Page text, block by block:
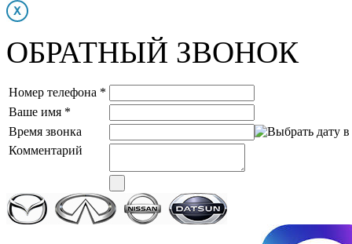
ОБРАТНЫЙ ЗВОНОК
Номер телефона *
Ваше имя *
Время звонка
Комментарий